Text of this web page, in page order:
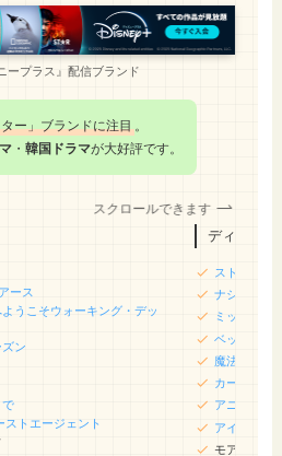
ープラス』配信ブランド
ー」ブランドに注目。
・ 韓国ドラマが大好評です。
スクロールできます
ース
うこそウォーキング・デッ
ン
で
ストエージェント
ディズニー
ストレンジ
ナショナル
ミッキーマ
ベッカムと
魔法にかけ
カーズ・オ
アニメ版ベ
アイスエイ
モアナと伝